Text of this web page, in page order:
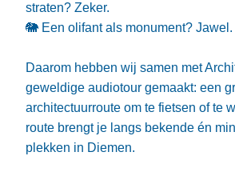
straten? Zeker.
🐘 Een olifant als monument? Jawel.
Daarom hebben wij samen met
geweldige audiotour gemaakt: een
architectuurroute om te fietsen of te
route brengt je langs bekende én
plekken in Diemen.